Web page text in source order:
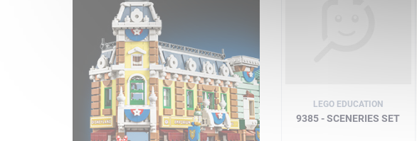
LEGO EDUCATION
9385 - SCENERIES SET